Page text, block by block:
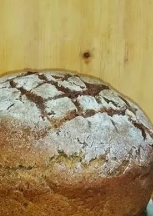
Люди,
Карты и